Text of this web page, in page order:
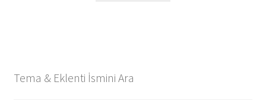
Tema & Eklenti İsmini Ara